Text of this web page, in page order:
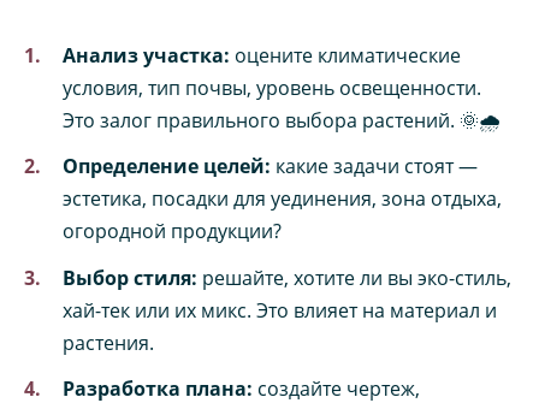
Анализ участка: оцените климатические
условия, тип почвы, уровень освещенности.
Это залог правильного выбора растений. 🌞🌧️
Определение целей: какие задачи стоят —
эстетика, посадки для уединения, зона отдыха,
огородной продукции?
Выбор стиля: решайте, хотите ли вы эко-стиль,
хай-тек или их микс. Это влияет на материал и
растения.
Разработка плана: создайте чертеж,